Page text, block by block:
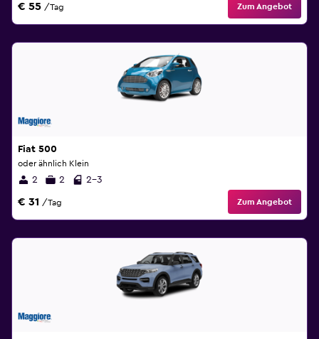
€ 55 /Tag Zum Angebot
Fiat 500
oder ähnlich Klein
2 2 2-3
€ 31 /Tag Zum Angebot